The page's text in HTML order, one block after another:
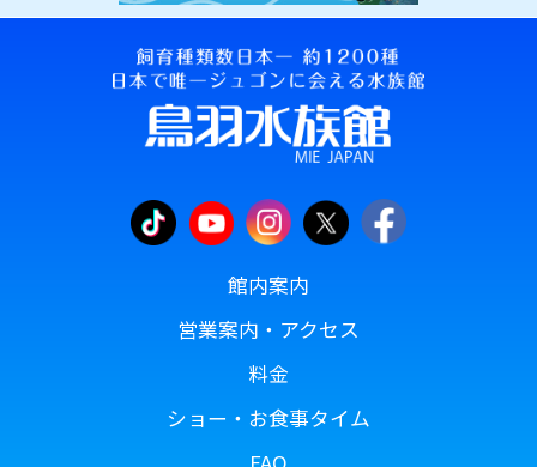
館内案内
営業案内・アクセス
料金
ショー・お食事タイム